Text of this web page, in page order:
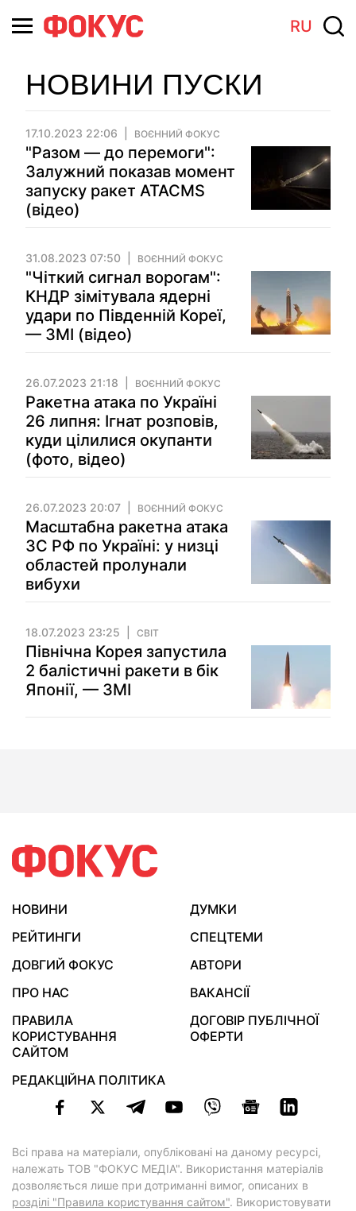
RU
НОВИНИ ПУСКИ
17.10.2023 22:06 ВОЄННИЙ ФОКУС
"Разом — до перемоги":
Залужний показав момент
запуску ракет ATACMS
(відео)
31.08.2023 07:50 ВОЄННИЙ ФОКУС
"Чіткий сигнал ворогам":
КНДР зімітувала ядерні
удари по Південній Кореї,
— ЗМІ (відео)
26.07.2023 21:18 ВОЄННИЙ ФОКУС
Ракетна атака по Україні
26 липня: Ігнат розповів,
куди цілилися окупанти
(фото, відео)
26.07.2023 20:07 ВОЄННИЙ ФОКУС
Масштабна ракетна атака
ЗС РФ по Україні: у низці
областей пролунали
вибухи
18.07.2023 23:25 СВІТ
Північна Корея запустила
2 балістичні ракети в бік
Японії, — ЗМІ
НОВИНИ
ДУМКИ
РЕЙТИНГИ
СПЕЦТЕМИ
ДОВГИЙ ФОКУС
АВТОРИ
ПРО НАС
ВАКАНСІЇ
ПРАВИЛА
КОРИСТУВАННЯ
САЙТОМ
ДОГОВІР ПУБЛІЧНОЇ
ОФЕРТИ
РЕДАКЦІЙНА ПОЛІТИКА
Всі права на матеріали, опубліковані на даному ресурсі,
належать ТОВ "ФОКУС МЕДІА". Використання матеріалів
дозволяється лише при дотриманні вимог, описаних в
розділі "Правила користування сайтом". Використовувати